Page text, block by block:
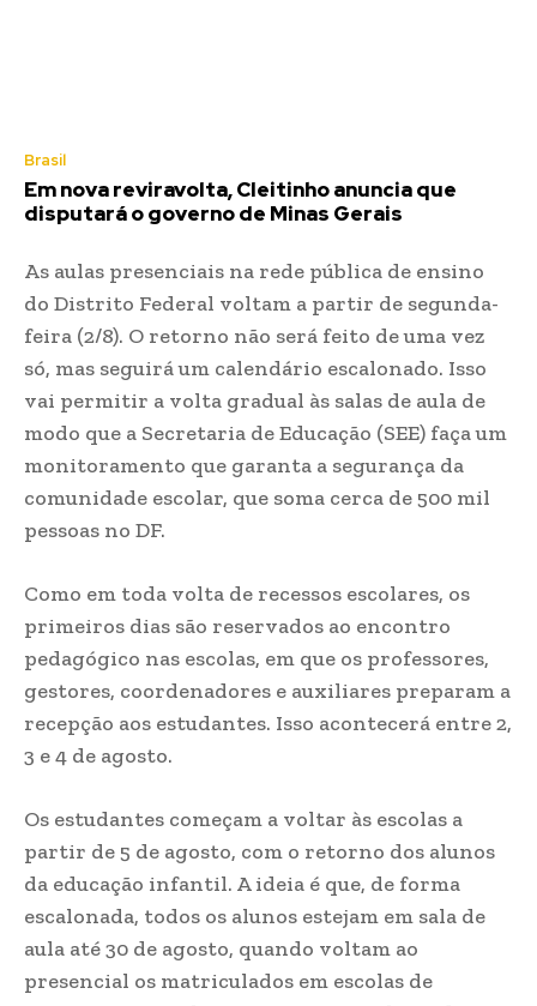
Brasil
Em nova reviravolta, Cleitinho anuncia que
disputará o governo de Minas Gerais
As aulas presenciais na rede pública de ensino
do Distrito Federal voltam a partir de segunda-
feira (2/8). O retorno não será feito de uma vez
só, mas seguirá um calendário escalonado. Isso
vai permitir a volta gradual às salas de aula de
modo que a Secretaria de Educação (SEE) faça um
monitoramento que garanta a segurança da
comunidade escolar, que soma cerca de 500 mil
pessoas no DF.
Como em toda volta de recessos escolares, os
primeiros dias são reservados ao encontro
pedagógico nas escolas, em que os professores,
gestores, coordenadores e auxiliares preparam a
recepção aos estudantes. Isso acontecerá entre 2,
3 e 4 de agosto.
Os estudantes começam a voltar às escolas a
partir de 5 de agosto, com o retorno dos alunos
da educação infantil. A ideia é que, de forma
escalonada, todos os alunos estejam em sala de
aula até 30 de agosto, quando voltam ao
presencial os matriculados em escolas de